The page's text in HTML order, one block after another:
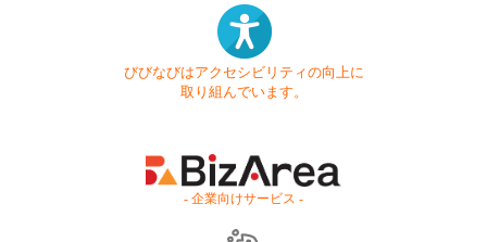
びびなびはアクセシビリティの向上に
取り組んでいます。
- 企業向けサービス -